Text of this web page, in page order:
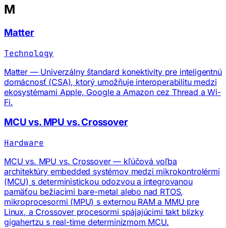
M
Matter
Technology
Matter — Univerzálny štandard konektivity pre inteligentnú
domácnosť (CSA), ktorý umožňuje interoperabilitu medzi
ekosystémami Apple, Google a Amazon cez Thread a Wi-
Fi.
MCU vs. MPU vs. Crossover
Hardware
MCU vs. MPU vs. Crossover — kľúčová voľba
architektúry embedded systémov medzi mikrokontrolérmi
(MCU) s deterministickou odozvou a integrovanou
pamäťou bežiacimi bare-metal alebo nad RTOS,
mikroprocesormi (MPU) s externou RAM a MMU pre
Linux, a Crossover procesormi spájajúcimi takt blízky
gigahertzu s real-time determinizmom MCU.